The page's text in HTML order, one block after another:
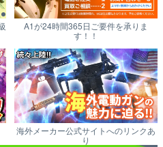
A1が24時間365日ご要件を承りま
す！！
海外メーカー公式サイトへのリンクあ
り